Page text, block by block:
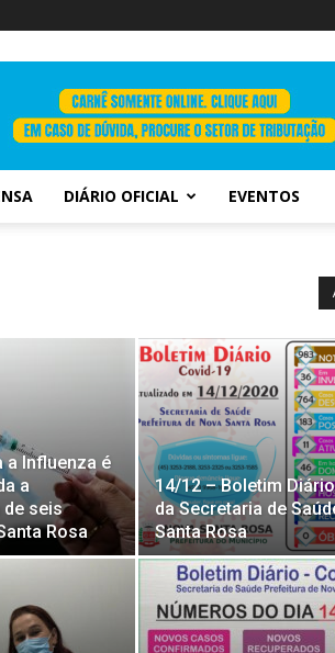
DIÁRIO OFICIAL EVENTOS
a Influenza é
a
de seis
Rosa
14/12 – Boletim
da Secretaria de
Santa Rosa